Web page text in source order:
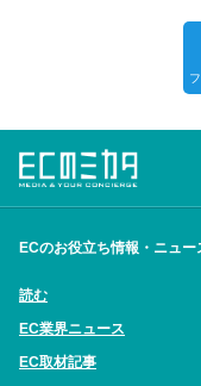
ECのお役立ち情報・ニュー
読む
EC業界ニュース
EC取材記事